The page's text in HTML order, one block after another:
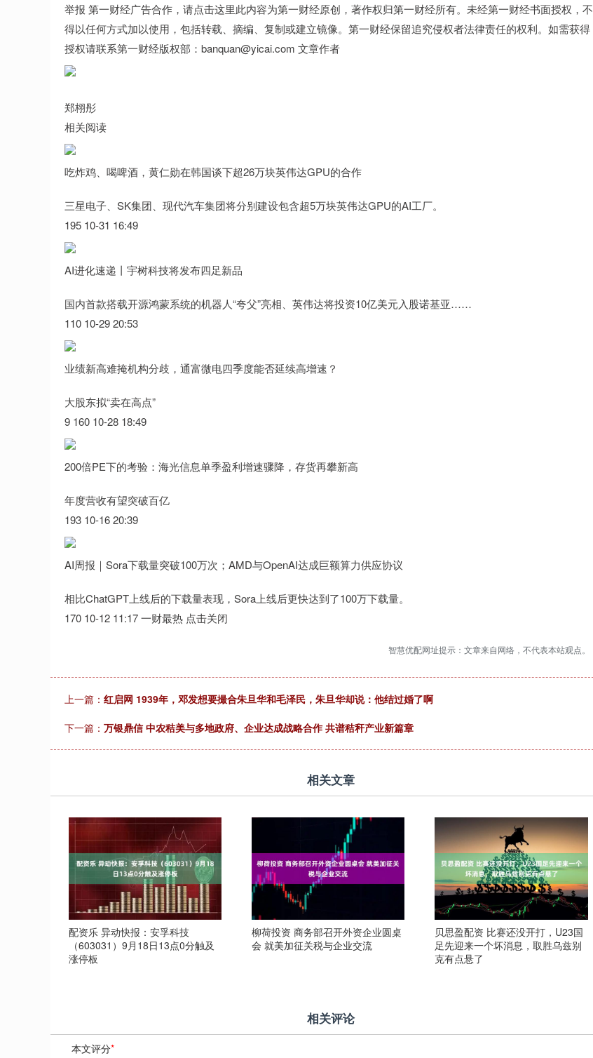
举报 第一财经广告合作，请点击这里此内容为第一财经原创，著作权归第一财经所有。未经第一财经书面授权，不
得以任何方式加以使用，包括转载、摘编、复制或建立镜像。第一财经保留追究侵权者法律责任的权利。如需获得
授权请联系第一财经版权部：banquan@yicai.com 文章作者
郑栩彤
相关阅读
吃炸鸡、喝啤酒，黄仁勋在韩国谈下超26万块英伟达GPU的合作
三星电子、SK集团、现代汽车集团将分别建设包含超5万块英伟达GPU的AI工厂。
195 10-31 16:49
AI进化速递丨宇树科技将发布四足新品
国内首款搭载开源鸿蒙系统的机器人“夸父”亮相、英伟达将投资10亿美元入股诺基亚……
110 10-29 20:53
业绩新高难掩机构分歧，通富微电四季度能否延续高增速？
大股东拟“卖在高点”
9 160 10-28 18:49
200倍PE下的考验：海光信息单季盈利增速骤降，存货再攀新高
年度营收有望突破百亿
193 10-16 20:39
AI周报｜Sora下载量突破100万次；AMD与OpenAI达成巨额算力供应协议
相比ChatGPT上线后的下载量表现，Sora上线后更快达到了100万下载量。
170 10-12 11:17 一财最热 点击关闭
智慧优配网址提示：文章来自网络，不代表本站观点。
上一篇： 红启网 1939年，邓发想要撮合朱旦华和毛泽民，朱旦华却说：他结过婚了啊
下一篇： 万银鼎信 中农秸美与多地政府、企业达成战略合作 共谱秸秆产业新篇章
相关文章
配资乐 异动快报：安孚科技
（603031）9月18日13点0分触及
涨停板
柳荷投资 商务部召开外资企业圆桌
会 就美加征关税与企业交流
贝思盈配资 比赛还没开打，U23国
足先迎来一个坏消息，取胜乌兹别
克有点悬了
相关评论
本文评分*